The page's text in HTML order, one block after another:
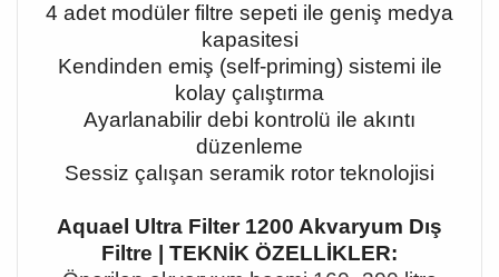
4 adet modüler filtre sepeti ile geniş medya
kapasitesi
Kendinden emiş (self-priming) sistemi ile
kolay çalıştırma
Ayarlanabilir debi kontrolü ile akıntı
düzenleme
Sessiz çalışan seramik rotor teknolojisi
Aquael Ultra Filter 1200 Akvaryum Dış
Filtre | TEKNİK ÖZELLİKLER: